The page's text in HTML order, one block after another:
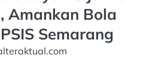
Amankan Bola
Semarang